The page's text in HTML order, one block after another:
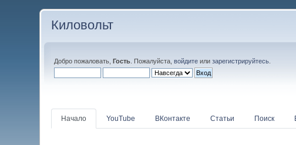
Киловольт
Добро пожаловать,Гость . Пожалуйста,войдите илизарегистрируйтесь
Начало YouTube ВКонтакте Статьи Поиск